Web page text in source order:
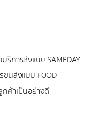
ริการส่งแบบ SAMEDAY
ขนส่งแบบ FOOD
กค้าเป็นอย่างดี